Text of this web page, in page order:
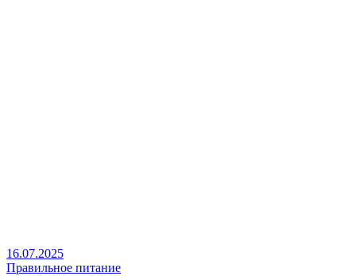
16.07.2025
Правильное питание